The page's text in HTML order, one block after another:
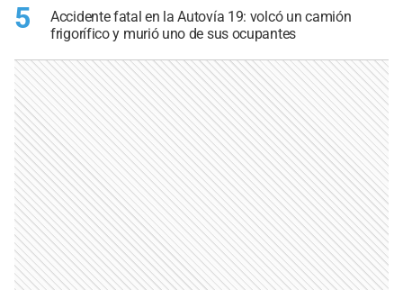
5
Accidente fatal en la Autovía 19: volcó un camión
frigorífico y murió uno de sus ocupantes